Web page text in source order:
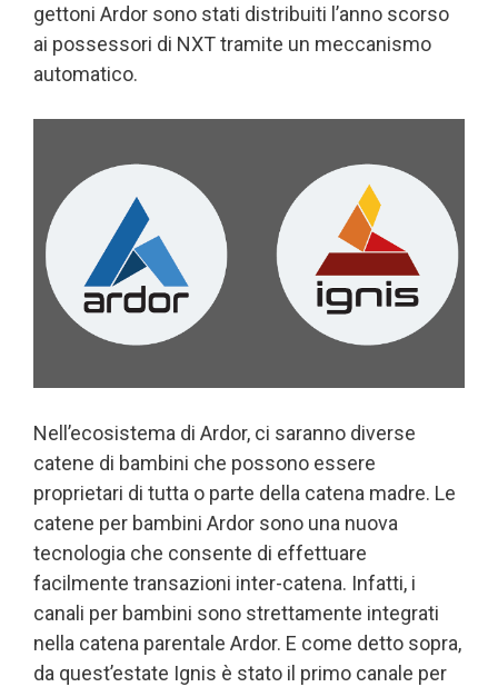
gettoni Ardor sono stati distribuiti l’anno scorso
ai possessori di NXT tramite un meccanismo
automatico.
Nell’ecosistema di Ardor, ci saranno diverse
catene di bambini che possono essere
proprietari di tutta o parte della catena madre. Le
catene per bambini Ardor sono una nuova
tecnologia che consente di effettuare
facilmente transazioni inter-catena. Infatti, i
canali per bambini sono strettamente integrati
nella catena parentale Ardor. E come detto sopra,
da quest’estate Ignis è stato il primo canale per